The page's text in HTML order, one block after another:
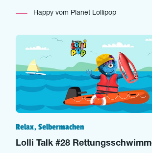
Happy vom Planet Lollipop
Relax, Selbermachen
Lolli Talk #28